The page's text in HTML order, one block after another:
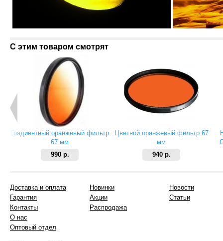
С этим товаром смотрят
Градиентный оранжевый фильтр
67 мм
990 р.
Цветной оранжевый фильтр 67
мм
940 р.
Доставка и оплата
Гарантия
Контакты
О нас
Оптовый отдел
Новинки
Акции
Распродажа
Новости
Статьи